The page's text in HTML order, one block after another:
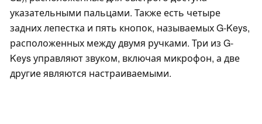
указательными пальцами. Также есть четыре
задних лепестка и пять кнопок, называемых G-Keys,
расположенных между двумя ручками. Три из G-
Keys управляют звуком, включая микрофон, а две
другие являются настраиваемыми.